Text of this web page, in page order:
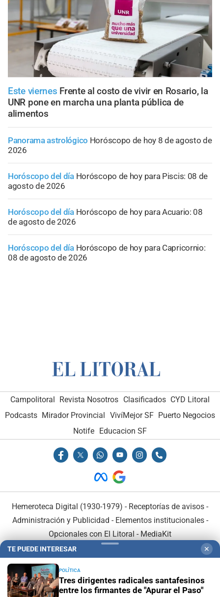
Este viernes Frente al costo de vivir en Rosario, la
UNR pone en marcha una planta pública de
alimentos
Panorama astrológico Horóscopo de hoy 8 de agosto de
2026
Horóscopo del día Horóscopo de hoy para Piscis: 08 de
agosto de 2026
Horóscopo del día Horóscopo de hoy para Acuario: 08
de agosto de 2026
Horóscopo del día Horóscopo de hoy para Capricornio:
08 de agosto de 2026
Campolitoral Revista Nosotros Clasificados CYD Litoral
Podcasts Mirador Provincial VivíMejor SF Puerto Negocios
Notife
Educacion SF
Hemeroteca Digital (1930-1979) - Receptorías de avisos -
Administración y Publicidad - Elementos institucionales-
Opcionales con El Litoral - MediaKit
TE PUEDE INTERESAR ✕
POLÍTICA
Tres dirigentes radicales santafesinos
entre los firmantes de "Apurar el Paso"